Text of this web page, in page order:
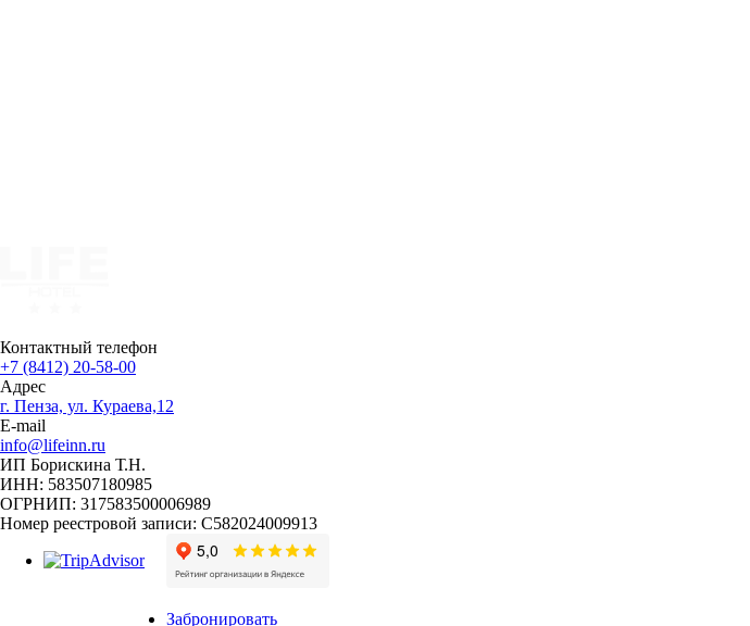
Контактный телефон
+7 (8412) 20-58-00
Адрес
г. Пенза, ул. Кураева,12
E-mail
info@lifeinn.ru
ИП Борискина Т.Н.
ИНН: 583507180985
ОГРНИП: 317583500006989
Номер реестровой записи: С582024009913
Забронировать